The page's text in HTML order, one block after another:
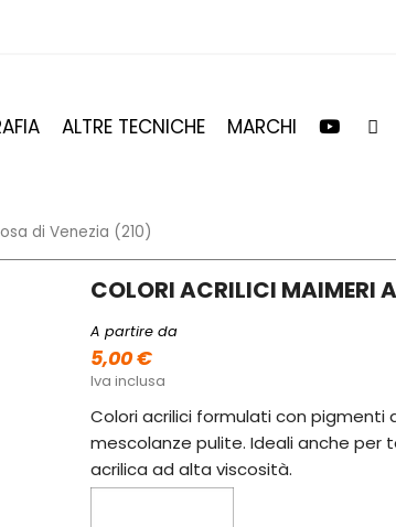
ALTRE TECNICHE MARCHI
di Venezia (210)
COLORI ACRILICI MAIMERI
A partire da
5,00 €
Iva inclusa
Colori acrilici formulati con
mescolanze pulite. Ideali anche per
acrilica ad alta viscosità.